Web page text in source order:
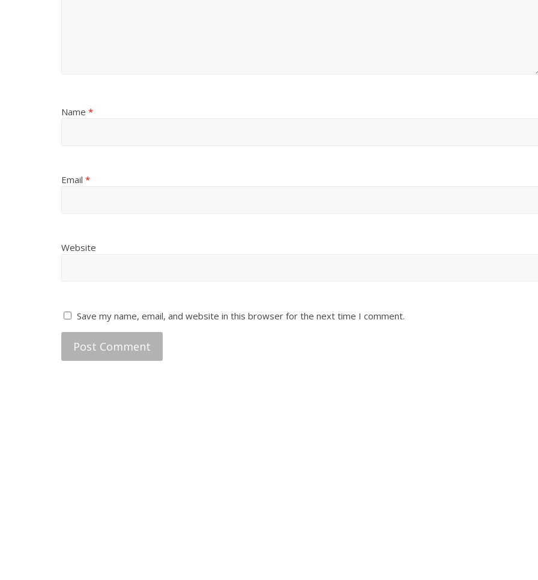
Name *
Email *
Website
Save my name, email, and website in this browser for the next time I comment.